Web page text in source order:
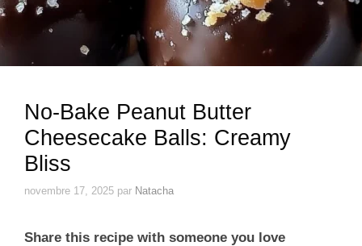
No-Bake Peanut Butter
Cheesecake Balls: Creamy
Bliss
novembre 17, 2025 par Natacha
Share this recipe with someone you love